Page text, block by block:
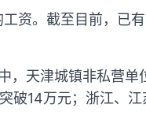
资。截至目前，已
，天津城镇非私营单
破14万元；浙江、